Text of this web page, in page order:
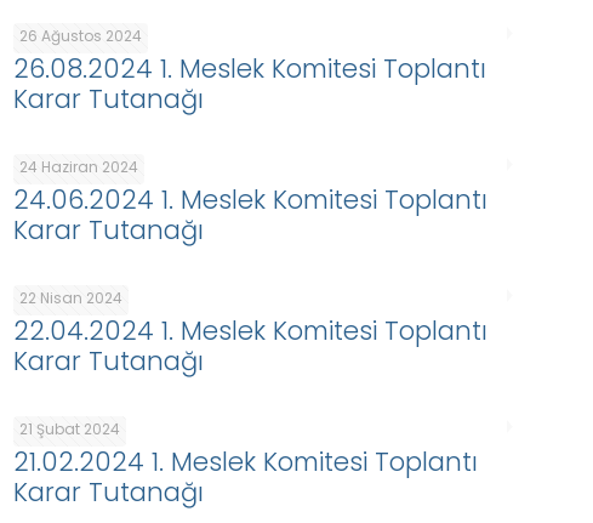
26 Ağustos 2024
26.08.2024 1. Meslek Komitesi Toplantı
Karar Tutanağı
24 Haziran 2024
24.06.2024 1. Meslek Komitesi Toplantı
Karar Tutanağı
22 Nisan 2024
22.04.2024 1. Meslek Komitesi Toplantı
Karar Tutanağı
21 Şubat 2024
21.02.2024 1. Meslek Komitesi Toplantı
Karar Tutanağı